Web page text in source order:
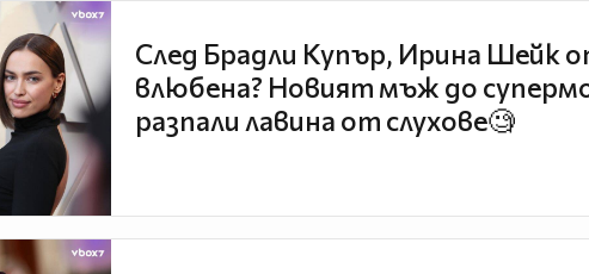
След Брадли Купър, Ирина Шейк
влюбена? Новият мъж до
разпали лавина от слухове🧐